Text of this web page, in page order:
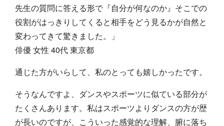
先生の質問に答える形で『自分が何なのか』そこでの
役割がはっきりしてくると相手をどう見るかが自然と
変わってきて驚きました。」
俳優 女性 40代 東京都
通じた方がいらして、私のとっても嬉しかったです。
そうなんですよ、ダンスやスポーツに似ている部分が
たくさんあります。私はスポーツよりダンスの方が歴
が長いのですが、こういった感覚的な理解、腑に落ち